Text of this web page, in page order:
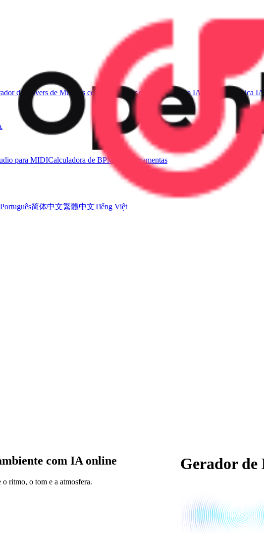
de Covers de Músicas com IA Gerador de Voz de Canto IA Vídeo de Música IA
para MIDICalculadora de BPM Mais ferramentas
Português简体中文繁體中文Tiếng Việt
com IA online
ritmo, o tom e a atmosfera.
Gerador de